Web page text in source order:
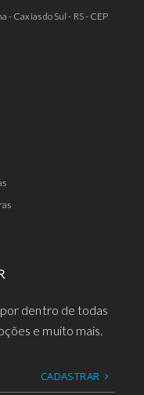
- Caxias do Sul - RS - CEP
dentro de todas
e muito mais.
CADASTRAR